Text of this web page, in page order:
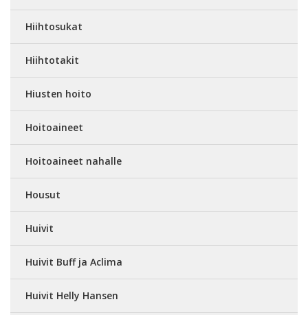
Hiihtosukat
Hiihtotakit
Hiusten hoito
Hoitoaineet
Hoitoaineet nahalle
Housut
Huivit
Huivit Buff ja Aclima
Huivit Helly Hansen